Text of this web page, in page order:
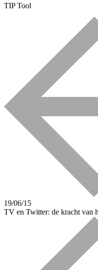
TIP Tool
19/06/15
TV en Twitter: de kracht van